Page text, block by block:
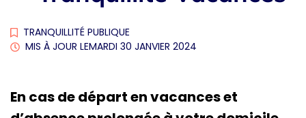
TRANQUILLITÉ PUBLIQUE
MIS À JOUR LEMARDI 30 JANVIER 2024
En cas de départ en vacances et